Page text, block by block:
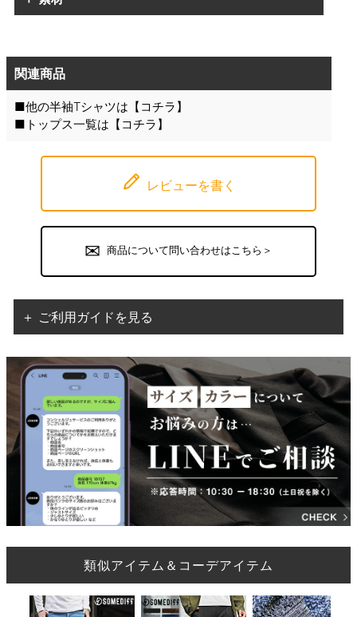
関連商品
■他の半袖Tシャツは【 コチラ 】
■トップス一覧は【 コチラ 】
レビューを書く
商品について問い合わせはこちら＞
＋ ご利用ガイドを見る
類似アイテム＆コーデアイテム